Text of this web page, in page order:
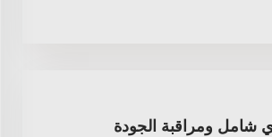
شامل ومراقبة الجودة